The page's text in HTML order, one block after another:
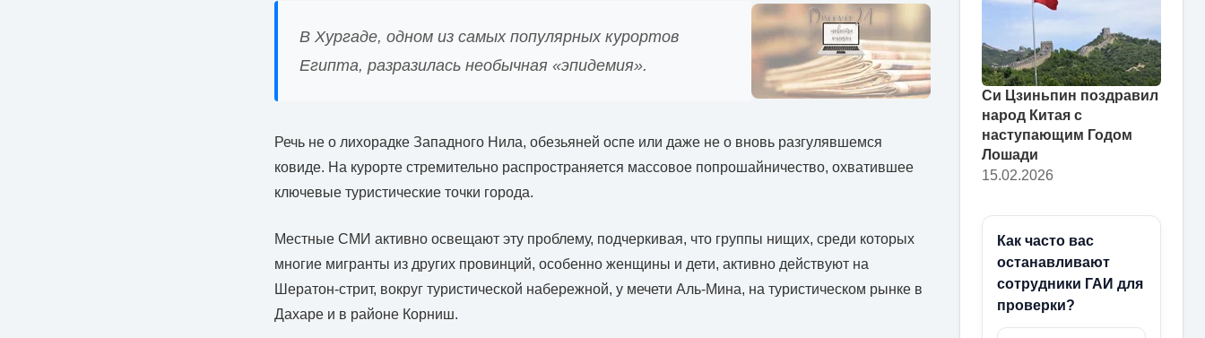
В Хургаде, одном из самых популярных курортов
Египта, разразилась необычная «эпидемия».
Речь не о лихорадке Западного Нила, обезьяней оспе или даже не о вновь разгулявшемся
ковиде. На курорте стремительно распространяется массовое попрошайничество, охватившее
ключевые туристические точки города.
Местные СМИ активно освещают эту проблему, подчеркивая, что группы нищих, среди которых
многие мигранты из других провинций, особенно женщины и дети, активно действуют на
Шератон-стрит, вокруг туристической набережной, у мечети Аль-Мина, на туристическом рынке в
Дахаре и в районе Корниш.
Си Цзиньпин поздравил
народ Китая с
наступающим Годом
Лошади
15.02.2026
Как часто вас
останавливают
сотрудники ГАИ для
проверки?